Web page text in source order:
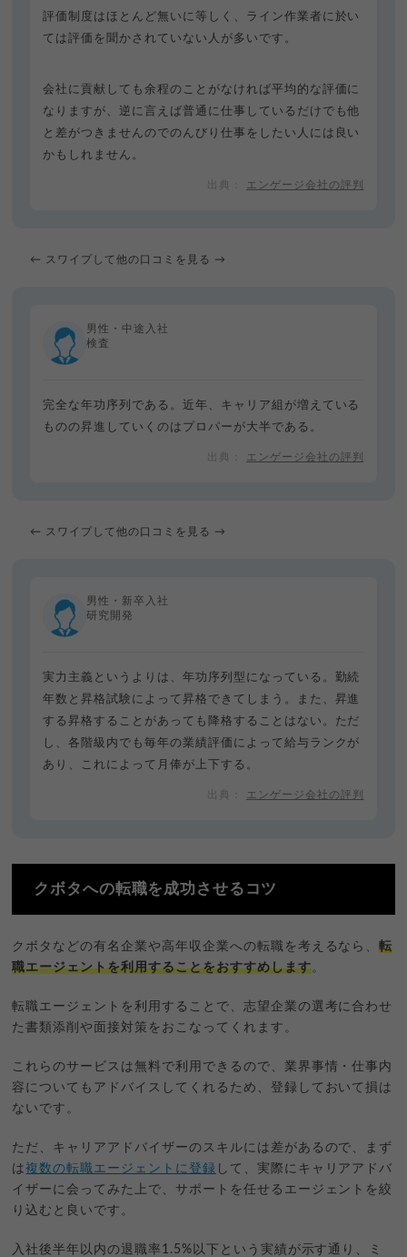
評価制度はほとんど無いに等しく、ライン作業者に於い
ては評価を聞かされていない人が多いです。
会社に貢献しても余程のことがなければ平均的な評価に
なりますが、逆に言えば普通に仕事しているだけでも他
と差がつきませんのでのんびり仕事をしたい人には良い
かもしれません。
エンゲージ会社の評判
← スワイプして他の口コミを見る →
男性・中途入社
検査
完全な年功序列である。近年、キャリア組が増えている
ものの昇進していくのはプロパーが大半である。
エンゲージ会社の評判
← スワイプして他の口コミを見る →
男性・新卒入社
研究開発
実力主義というよりは、年功序列型になっている。勤続
年数と昇格試験によって昇格できてしまう。また、昇進
する昇格することがあっても降格することはない。ただ
し、各階級内でも毎年の業績評価によって給与ランクが
あり、これによって月俸が上下する。
エンゲージ会社の評判
クボタへの転職を成功させるコツ
クボタなどの有名企業や高年収企業への転職を考えるなら、転
職エージェントを利用することをおすすめします。
転職エージェントを利用することで、志望企業の選考に合わせ
た書類添削や面接対策をおこなってくれます。
これらのサービスは無料で利用できるので、業界事情・仕事内
容についてもアドバイスしてくれるため、登録しておいて損は
ないです。
ただ、キャリアアドバイザーのスキルには差があるので、まず
は複数の転職エージェントに登録 して、実際にキャリアアドバ
イザーに会ってみた上で、サポートを任せるエージェントを絞
り込むと良いです。
入社後半年以内の退職率1.5%以下という実績が示す通り、ミ